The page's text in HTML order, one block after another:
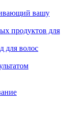
вашу
продуктов для
для волос